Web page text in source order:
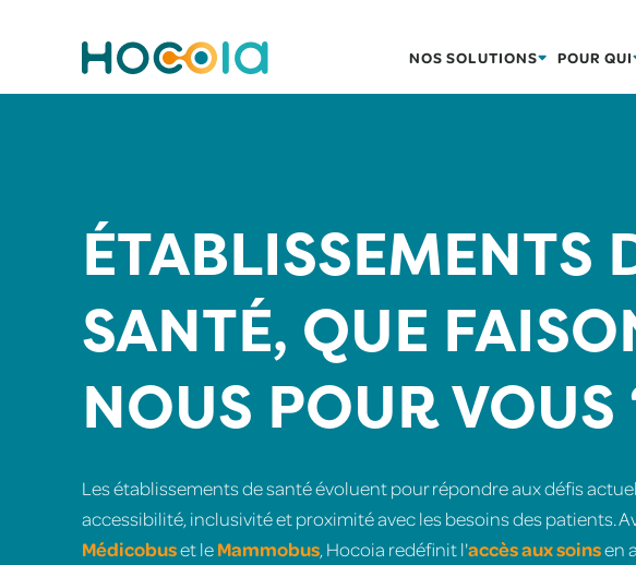
NOS SOLUTIONS POUR QUI
ÉTABLISSEMENTS
SANTÉ, QUE
NOUS POUR VOUS
Les établissements de santé évoluent pour répondre aux défis
accessibilité, inclusivité et proximité avec les besoins des patients.
Médicobuset leMammobus, Hocoia redéfinit l'accès aux soinsen